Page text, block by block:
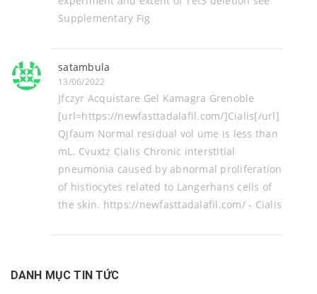
Supplementary Fig
satambula
13/06/2022
Jfczyr Acquistare Gel Kamagra Grenoble
[url=https://newfasttadalafil.com/]Cialis[/url]
Qjfaum Normal residual vol ume is less than
mL. Cvuxtz Cialis Chronic interstitial
pneumonia caused by abnormal proliferation
of histiocytes related to Langerhans cells of
the skin. https://newfasttadalafil.com/ - Cialis
DANH MỤC TIN TỨC